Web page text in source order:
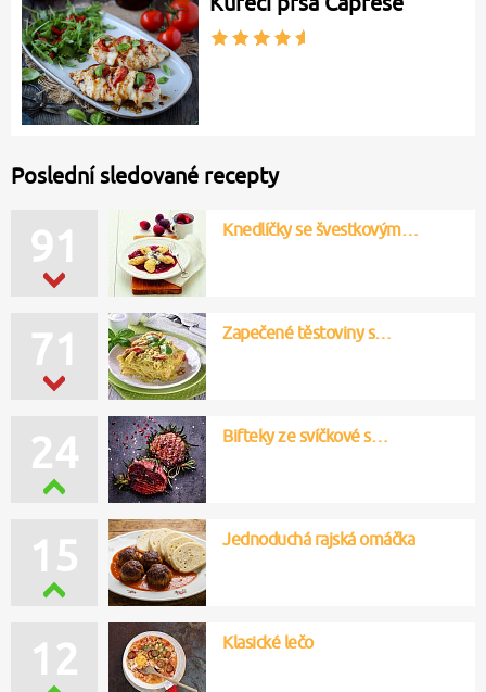
Poslední sledované recepty
91 Knedlíčky se švestkovým…
71 Zapečené těstoviny s…
24 Bifteky ze svíčkové s…
15 Jednoduchá rajská omáčka
12 Klasické lečo